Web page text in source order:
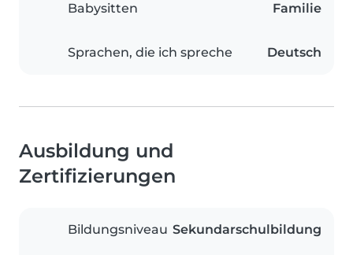
Babysitten
Familie
Sprachen, die ich spreche Deutsch
Ausbildung und
Zertifizierungen
Bildungsniveau Sekundarschulbildung